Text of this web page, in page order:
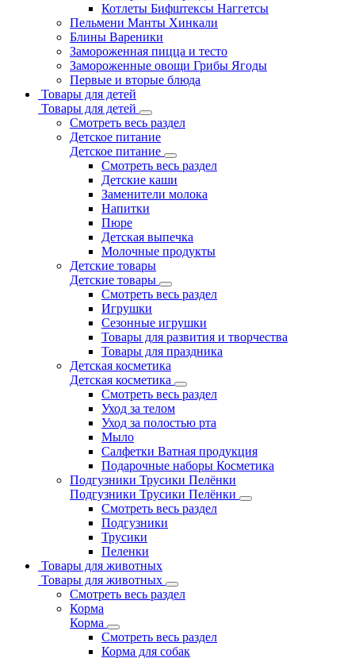
Котлеты Бифштексы Наггетсы
Пельмени Манты Хинкали
Блины Вареники
Замороженная пицца и тесто
Замороженные овощи Грибы Ягоды
Первые и вторые блюда
Товары для детей
Товары для детей
Смотреть весь раздел
Детское питание
Детское питание
Смотреть весь раздел
Детские каши
Заменители молока
Напитки
Пюре
Детская выпечка
Молочные продукты
Детские товары
Детские товары
Смотреть весь раздел
Игрушки
Сезонные игрушки
Товары для развития и творчества
Товары для праздника
Детская косметика
Детская косметика
Смотреть весь раздел
Уход за телом
Уход за полостью рта
Мыло
Салфетки Ватная продукция
Подарочные наборы Косметика
Подгузники Трусики Пелёнки
Подгузники Трусики Пелёнки
Смотреть весь раздел
Подгузники
Трусики
Пеленки
Товары для животных
Товары для животных
Смотреть весь раздел
Корма
Корма
Смотреть весь раздел
Корма для собак